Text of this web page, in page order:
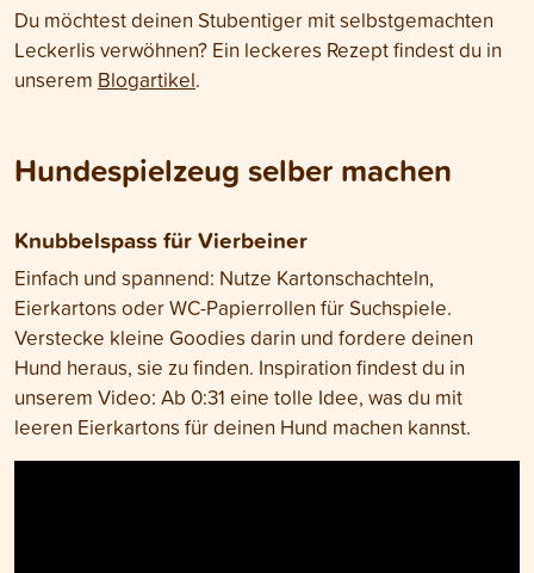
Du möchtest deinen Stubentiger mit selbstgemachten
Leckerlis verwöhnen? Ein leckeres Rezept findest du in
unserem Blogartikel.
Hundespielzeug selber machen
Knubbelspass für Vierbeiner
Einfach und spannend: Nutze Kartonschachteln,
Eierkartons oder WC-Papierrollen für Suchspiele.
Verstecke kleine Goodies darin und fordere deinen
Hund heraus, sie zu finden. Inspiration findest du in
unserem Video: Ab 0:31 eine tolle Idee, was du mit
leeren Eierkartons für deinen Hund machen kannst.